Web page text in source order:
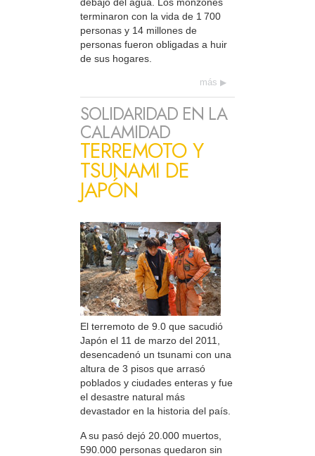
terminaron con la vida de 1 700
personas y 14 millones de
personas fueron obligadas a huir
de sus hogares.
más
SOLIDARIDAD EN LA
CALAMIDAD
TERREMOTO Y
TSUNAMI DE
JAPÓN
El terremoto de 9.0 que sacudió
Japón el 11 de marzo del 2011,
desencadenó un tsunami con una
altura de 3 pisos que arrasó
poblados y ciudades enteras y fue
el desastre natural más
devastador en la historia del país.
A su pasó dejó 20.000 muertos,
590.000 personas quedaron sin